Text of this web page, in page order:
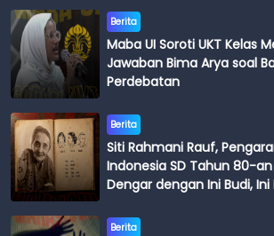
Berita
Maba UI Soroti UKT Kelas
Jawaban Bima Arya soal
Perdebatan
Berita
Siti Rahmani Rauf,
Indonesia SD Tahun 80-
Dengar dengan Ini Budi, Ini
Berita